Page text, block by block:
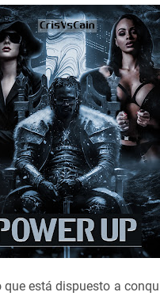
está dispuesto a